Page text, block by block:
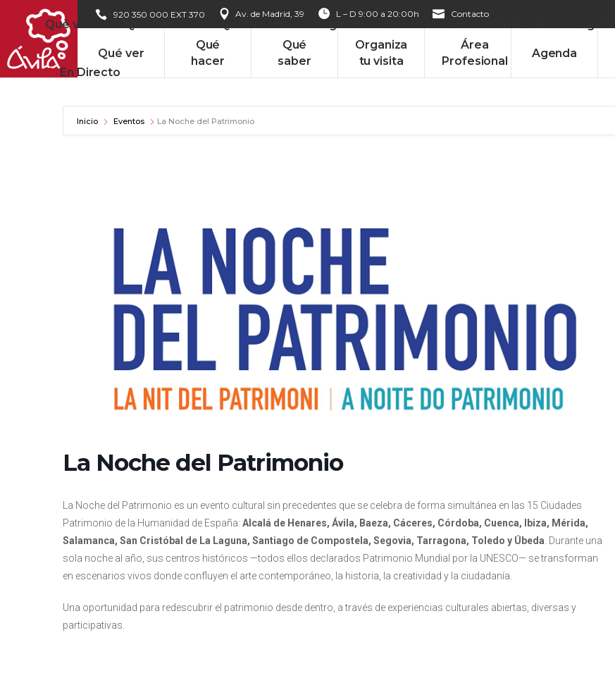
920 350 000 EXT 370 Av. de Madrid, 39 L – D 9:00 a 20:00h Contacto
Qué ver
Qué
hacer
Qué
saber
Organiza
tu visita
Área
Profesional
Agenda
Qué ver Qué saber Organiza tu visita
En Directo
Inicio Eventos La Noche del Patrimonio
La Noche del Patrimonio
La Noche del Patrimonio es un evento cultural sin precedentes que se celebra de forma simultánea en las 15 Ciudades
Patrimonio de la Humanidad de España: Alcalá de Henares, Ávila, Baeza, Cáceres, Córdoba, Cuenca, Ibiza, Mérida,
Salamanca, San Cristóbal de La Laguna, Santiago de Compostela, Segovia, Tarragona, Toledo y Úbeda. Durante una
sola noche al año, sus centros históricos —todos ellos declarados Patrimonio Mundial por la UNESCO— se transforman
en escenarios vivos donde confluyen el arte contemporáneo, la historia, la creatividad y la ciudadanía.
Una oportunidad para redescubrir el patrimonio desde dentro, a través de experiencias culturales abiertas, diversas y
participativas.